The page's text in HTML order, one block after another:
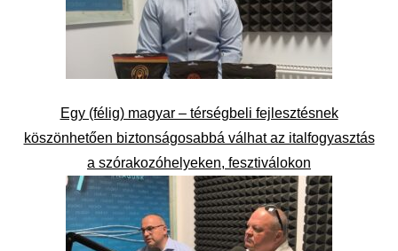
Egy (félig) magyar – térségbeli fejlesztésnek
köszönhetően biztonságosabbá válhat az italfogyasztás
a szórakozóhelyeken, fesztiválokon